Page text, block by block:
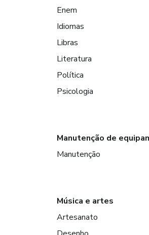
Enem
Idiomas
Libras
Literatura
Política
Psicologia
Manutenção de
Manutenção
Música e artes
Artesanato